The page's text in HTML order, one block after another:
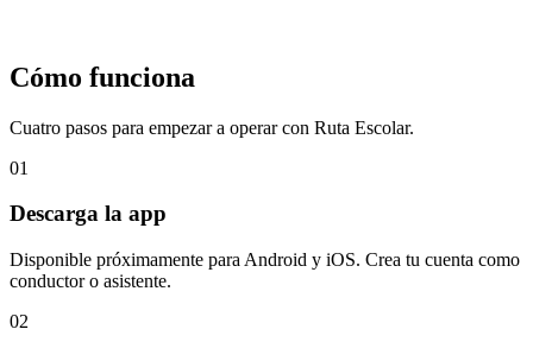
Cómo funciona
Cuatro pasos para empezar a operar con Ruta Escolar.
01
Descarga la app
Disponible próximamente para Android y iOS. Crea tu cuenta como
conductor o asistente.
02